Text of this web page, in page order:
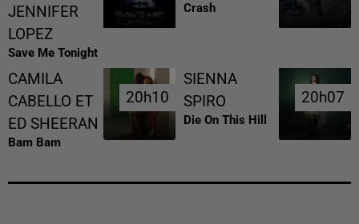
JENNIFER
LOPEZ
Save Me Tonight
Crash
CAMILA
CABELLO ET
ED SHEERAN
Bam Bam
20h10
20h10
SIENNA
SPIRO
Die On This Hill
20h07
20h07